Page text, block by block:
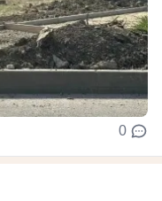
0